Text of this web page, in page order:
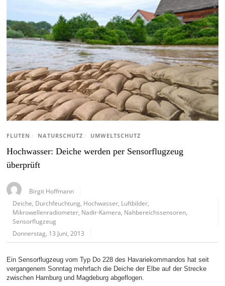
FLUTEN / NATURSCHUTZ / UMWELTSCHUTZ
Hochwasser: Deiche werden per Sensorflugzeug
überprüft
Birgit Hoffmann
Deiche Durchfeuchtung Hochwasser Luftbilder
Mikrowellenradiometer Nadir-Kamera Nahbereichssensoren
Sensorflugzeug
Donnerstag, 13 Juni, 2013
Ein Sensorflugzeug vom Typ Do 228 des Havariekommandos hat seit
vergangenem Sonntag mehrfach die Deiche der Elbe auf der Strecke
zwischen Hamburg und Magdeburg abgeflogen.